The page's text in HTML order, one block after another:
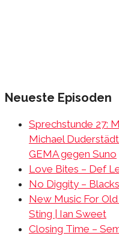
Neueste Episoden
Sprechstunde 27:
Michael
GEMA gegen Suno
Love Bites – Def
No Diggity –
New Music For Old
Sting | Ian Sweet
Closing Time –